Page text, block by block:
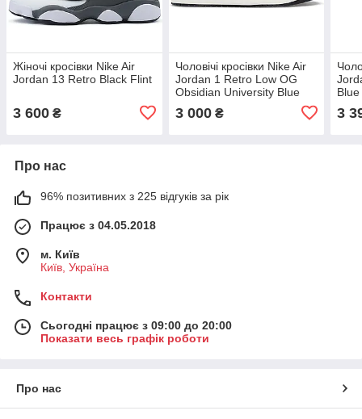
Жіночі кросівки Nike Air
Jordan 13 Retro Black Flint
3 600 ₴
Чоловічі кросівки Nike Air
Jordan 1 Retro Low OG
Obsidian University Blue
3 000₴
Blue
3
Про нас
96% позитивних з 225 відгуків за рік
Працює з 04.05.2018
м. Київ
Київ, Україна
Контакти
Сьогодні працює з 09:00 до 20:00
Показати весь графік роботи
Про нас